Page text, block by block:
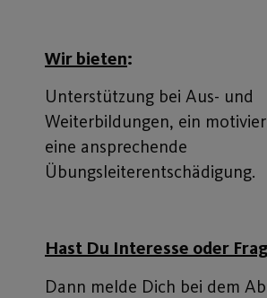
Wir bieten:
Unterstützung bei Aus- und
Weiterbildungen, ein
eine ansprechende
Übungsleiterentschädigung.
Hast Du Interesse oder
Dann melde Dich bei dem